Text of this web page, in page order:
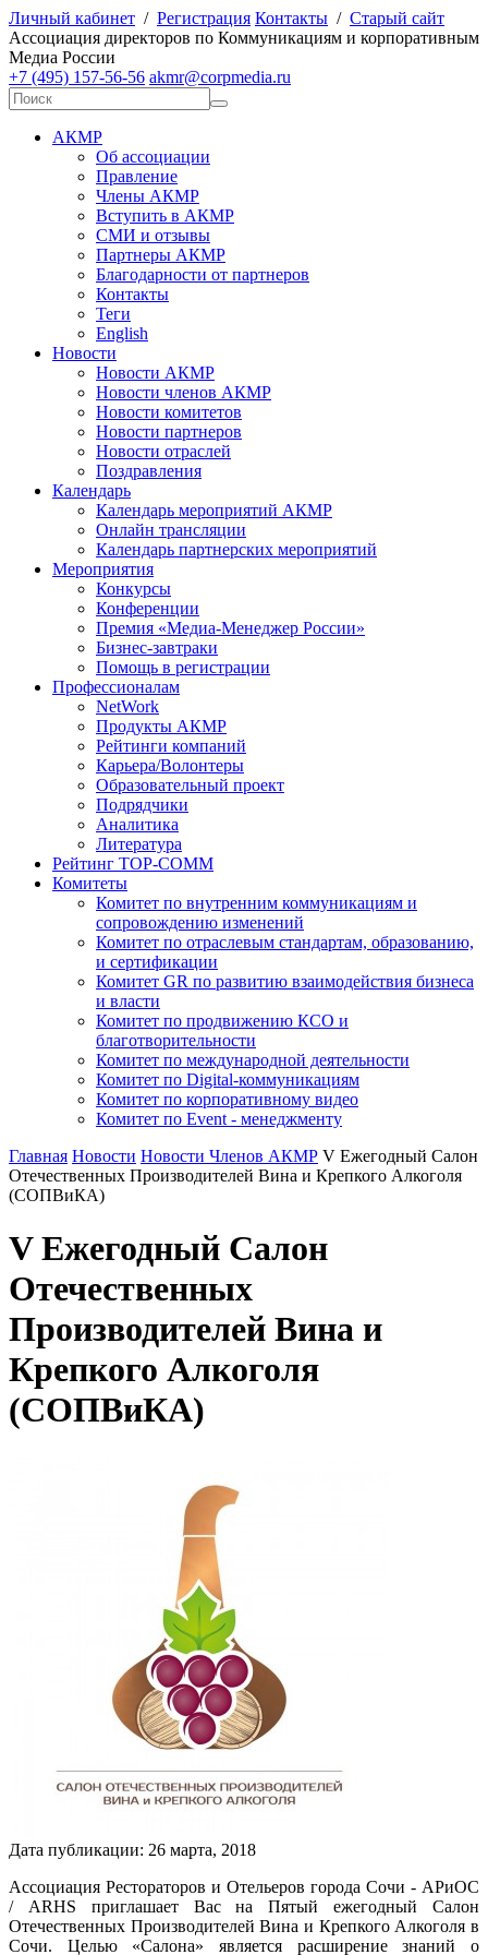
Личный кабинет / Регистрация Контакты / Старый сайт
Ассоциация директоров по Коммуникациям и корпоративным
Медиа России
+7 (495) 157-56-56 akmr@corpmedia.ru
АКМР
Об ассоциации
Правление
Члены АКМР
Вступить в АКМР
СМИ и отзывы
Партнеры АКМР
Благодарности от партнеров
Контакты
Теги
English
Новости
Новости АКМР
Новости членов АКМР
Новости комитетов
Новости партнеров
Новости отраслей
Поздравления
Календарь
Календарь мероприятий АКМР
Онлайн трансляции
Календарь партнерских мероприятий
Мероприятия
Конкурсы
Конференции
Премия «Медиа-Менеджер России»
Бизнес-завтраки
Помощь в регистрации
Профессионалам
NetWork
Продукты АКМР
Рейтинги компаний
Карьера/Волонтеры
Образовательный проект
Подрядчики
Аналитика
Литература
Рейтинг TOP-COMM
Комитеты
Комитет по внутренним коммуникациям и
сопровождению изменений
Комитет по отраслевым стандартам, образованию,
и сертификации
Комитет GR по развитию взаимодействия бизнеса
и власти
Комитет по продвижению КСО и
благотворительности
Комитет по международной деятельности
Комитет по Digital-коммуникациям
Комитет по корпоративному видео
Комитет по Event - менеджменту
Главная Новости Новости Членов АКМР V Ежегодный Салон
Отечественных Производителей Вина и Крепкого Алкоголя
(СОПВиКА)
V Ежегодный Салон
Отечественных
Производителей Вина и
Крепкого Алкоголя
(СОПВиКА)
Дата публикации: 26 марта, 2018
Ассоциация Рестораторов и Отельеров города Сочи - АРиОС
/ ARHS приглашает Вас на Пятый ежегодный Салон
Отечественных Производителей Вина и Крепкого Алкоголя в
Сочи. Целью «Салона» является расширение знаний о